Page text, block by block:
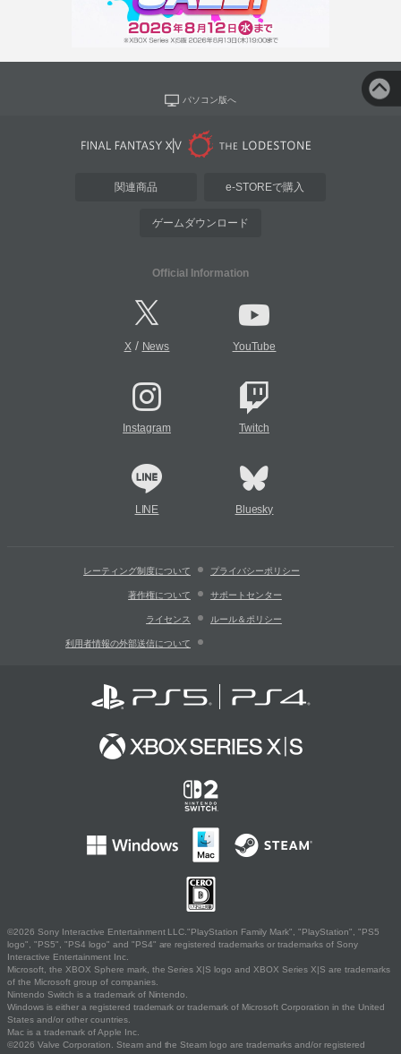
パソコン版へ
関連商品 e-STOREで購入
ゲームダウンロード
Official Information
X/ News YouTube
Instagram Twitch
LINE Bluesky
レーティング制度について プライバシーポリシー
著作権について サポートセンター
ライセンス ルール＆ポリシー
利用者情報の外部送信について
©2026 Sony Interactive Entertainment LLC."PlayStation Family Mark", "PlayStation", "PS5
logo", "PS5", "PS4 logo" and "PS4" are registered trademarks or trademarks of Sony
Interactive Entertainment Inc.
Microsoft, the XBOX Sphere mark, the Series X|S logo and XBOX Series X|S are trademarks
of the Microsoft group of companies.
Nintendo Switch is a trademark of Nintendo.
Windows is either a registered trademark or trademark of Microsoft Corporation in the United
States and/or other countries.
Mac is a trademark of Apple Inc.
©2026 Valve Corporation. Steam and the Steam logo are trademarks and/or registered